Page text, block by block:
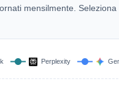
mensilmente. Seleziona